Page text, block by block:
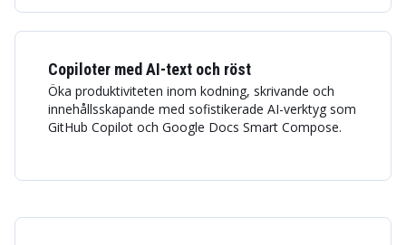
Copiloter med AI-text och röst
Öka produktiviteten inom kodning, skrivande och
innehållsskapande med sofistikerade AI-verktyg som
GitHub Copilot och Google Docs Smart Compose.